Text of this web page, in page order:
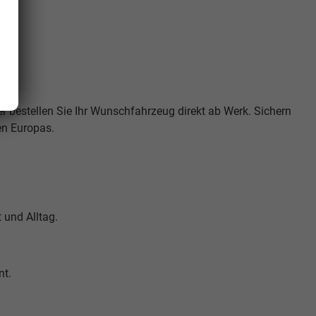
bestellen Sie Ihr Wunschfahrzeug direkt ab Werk. Sichern
Europas.
und Alltag.